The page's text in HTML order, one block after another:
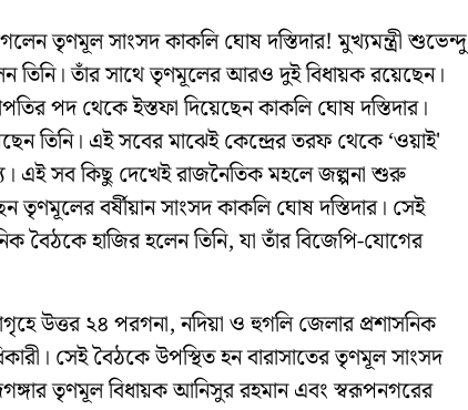
তৃণমূল সাংসদ কাকলি ঘোষ দস্তিদার! মুখ্যমন্ত্রী শুভেন্দু
তিনি। তাঁর সাথে তৃণমূলের আরও দুই বিধায়ক রয়েছেন।
পদ থেকে ইস্তফা দিয়েছেন কাকলি ঘোষ দস্তিদার।
তিনি। এই সবের মাঝেই কেন্দ্রের তরফ থেকে ‘ওয়াই'
এই সব কিছু দেখেই রাজনৈতিক মহলে জল্পনা শুরু
বর্ষীয়ান সাংসদ কাকলি ঘোষ দস্তিদার। সেই
বৈঠকে হাজির হলেন তিনি, যা তাঁর বিজেপি-যোগের
উত্তর ২৪ পরগনা, নদিয়া ও হুগলি জেলার প্রশাসনিক
সেই বৈঠকে উপস্থিত হন বারাসাতের তৃণমূল সাংসদ
তৃণমূল বিধায়ক আনিসুর রহমান এবং স্বরূপনগরের